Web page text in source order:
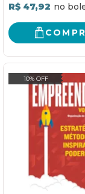
R$ 47,92
10% OFF